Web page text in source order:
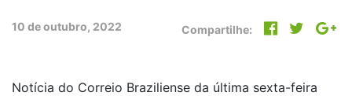
10 de outubro, 2022 Compartilhe:
Notícia do Correio Braziliense da última sexta-feira